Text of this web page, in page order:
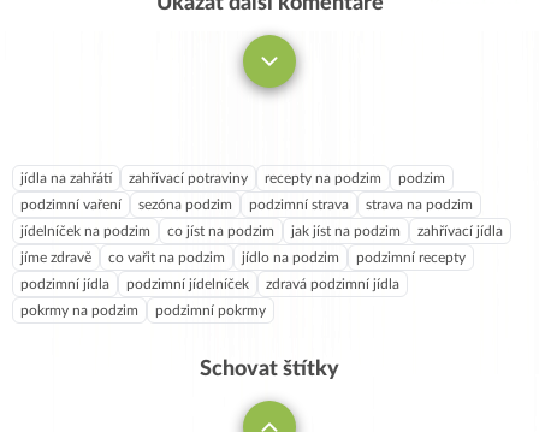
jídla na zahřátí zahřívací potraviny recepty na podzim
podzim
podzimní vaření
sezóna podzim podzimní strava
strava na podzim
jídelníček na podzim
co jíst na podzim jak jíst na podzim
zahřívací jídla
jíme zdravě
co vařit na podzim jídlo na podzim
podzimní recepty
podzimní jídla
podzimní jídelníček
zdravá podzimní jídla
pokrmy na podzim
podzimní pokrmy
Schovat štítky